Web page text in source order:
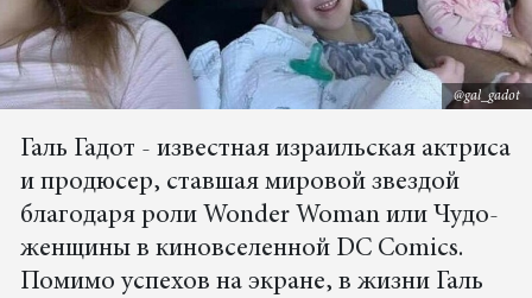
@gal_gadot
Галь Гадот - известная израильская актриса
и продюсер, ставшая мировой звездой
благодаря роли Wonder Woman или Чудо-
женщины в киновселенной DC Comics.
Помимо успехов на экране, в жизни Галь